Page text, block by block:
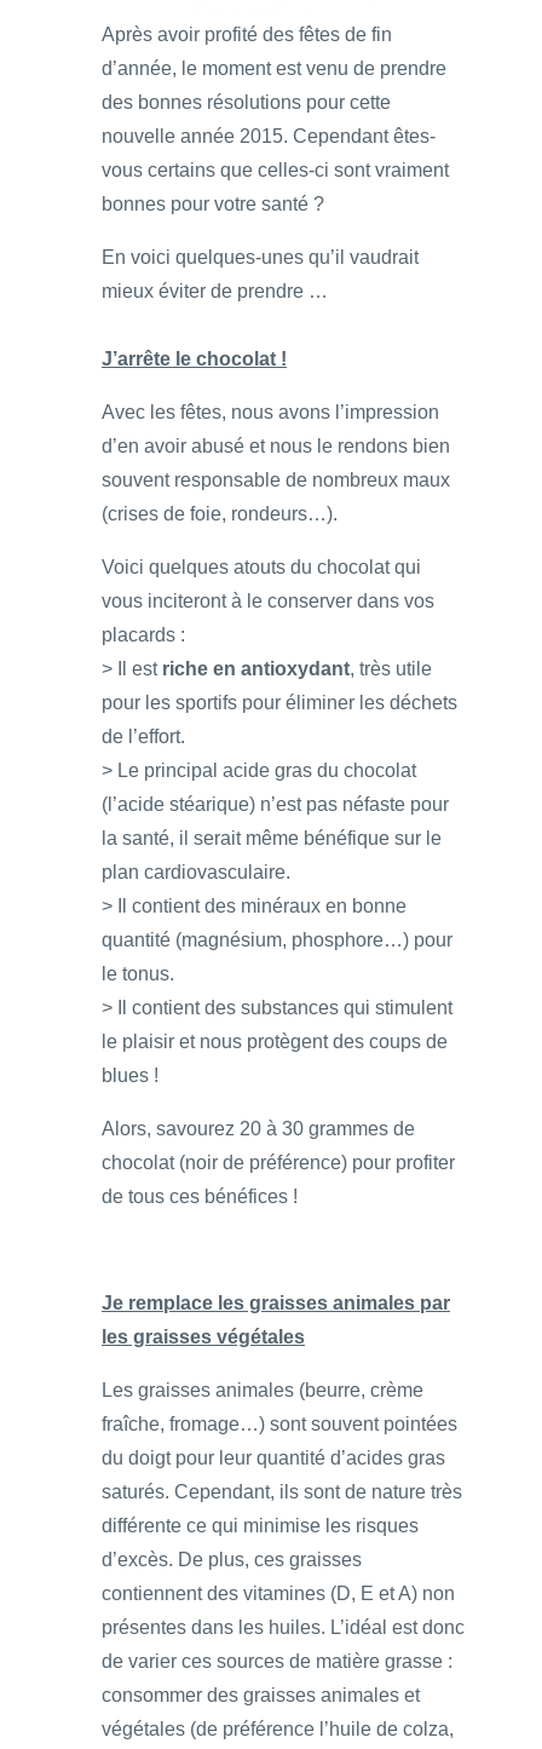
Après avoir profité des fêtes de fin
d’année, le moment est venu de prendre
des bonnes résolutions pour cette
nouvelle année 2015. Cependant êtes-
vous certains que celles-ci sont vraiment
bonnes pour votre santé ?
En voici quelques-unes qu’il vaudrait
mieux éviter de prendre …
J’arrête le chocolat !
Avec les fêtes, nous avons l’impression
d’en avoir abusé et nous le rendons bien
souvent responsable de nombreux maux
(crises de foie, rondeurs…).
Voici quelques atouts du chocolat qui
vous inciteront à le conserver dans vos
placards :
> Il est riche en antioxydant, très utile
pour les sportifs pour éliminer les déchets
de l’effort.
> Le principal acide gras du chocolat
(l’acide stéarique) n’est pas néfaste pour
la santé, il serait même bénéfique sur le
plan cardiovasculaire.
> Il contient des minéraux en bonne
quantité (magnésium, phosphore…) pour
le tonus.
> Il contient des substances qui stimulent
le plaisir et nous protègent des coups de
blues !
Alors, savourez 20 à 30 grammes de
chocolat (noir de préférence) pour profiter
de tous ces bénéfices !
Je remplace les graisses animales par
les graisses végétales
Les graisses animales (beurre, crème
fraîche, fromage…) sont souvent pointées
du doigt pour leur quantité d’acides gras
saturés. Cependant, ils sont de nature très
différente ce qui minimise les risques
d’excès. De plus, ces graisses
contiennent des vitamines (D, E et A) non
présentes dans les huiles. L’idéal est donc
de varier ces sources de matière grasse :
consommer des graisses animales et
végétales (de préférence l’huile de colza,